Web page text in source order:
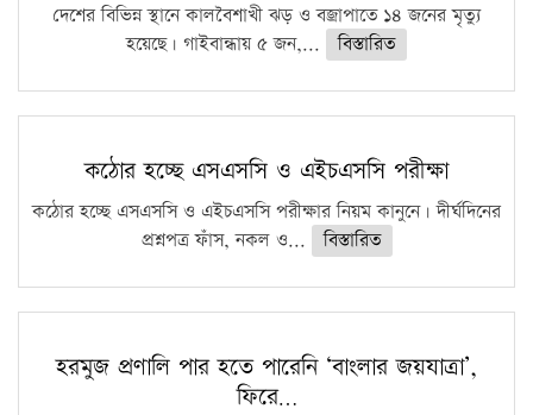
দেশের বিভিন্ন স্থানে কালবৈশাখী ঝড় ও বজ্রাপাতে ১৪ জনের মৃত্যু
হয়েছে। গাইবান্ধায় ৫ জন,...
বিস্তারিত
কঠোর হচ্ছে এসএসসি ও এইচএসসি পরীক্ষা
কঠোর হচ্ছে এসএসসি ও এইচএসসি পরীক্ষার নিয়ম কানুনে। দীর্ঘদিনের
প্রশ্নপত্র ফাঁস, নকল ও...
বিস্তারিত
হরমুজ প্রণালি পার হতে পারেনি ‘বাংলার জয়যাত্রা’,
ফিরে…